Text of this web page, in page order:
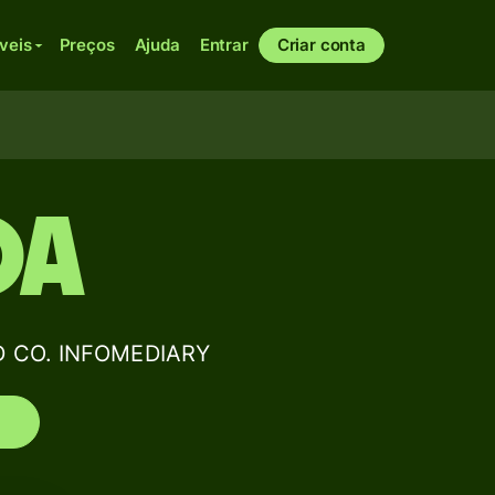
Preços Ajuda Entrar Criar conta
INFOMEDIARY